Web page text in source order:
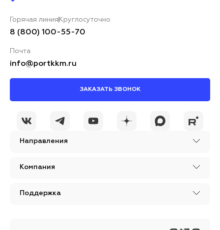
Направления
Компания
Поддержка
Горячая линия Круглосуточно
8 (800) 100-55-70
Почта
info@portkkm.ru
ЗАКАЗАТЬ ЗВОНОК